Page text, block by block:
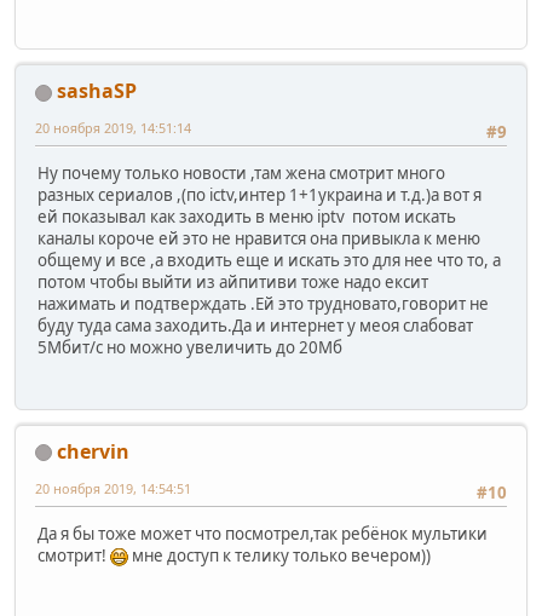
sashaSP
#9
20 ноября 2019, 14:51:14
Ну почему только новости ,там жена смотрит много
разных сериалов ,(по ictv,интер 1+1украина и т.д.)а вот я
ей показывал как заходить в меню iptv потом искать
каналы короче ей это не нравится она привыкла к меню
общему и все ,а входить еще и искать это для нее что то, а
потом чтобы выйти из айпитиви тоже надо ексит
нажимать и подтверждать .Ей это трудновато,говорит не
буду туда сама заходить.Да и интернет у меоя слабоват
5Мбит/с но можно увеличить до 20Мб
chervin
#10
20 ноября 2019, 14:54:51
Да я бы тоже может что посмотрел,так ребёнок мультики
смотрит!
мне доступ к телику только вечером))